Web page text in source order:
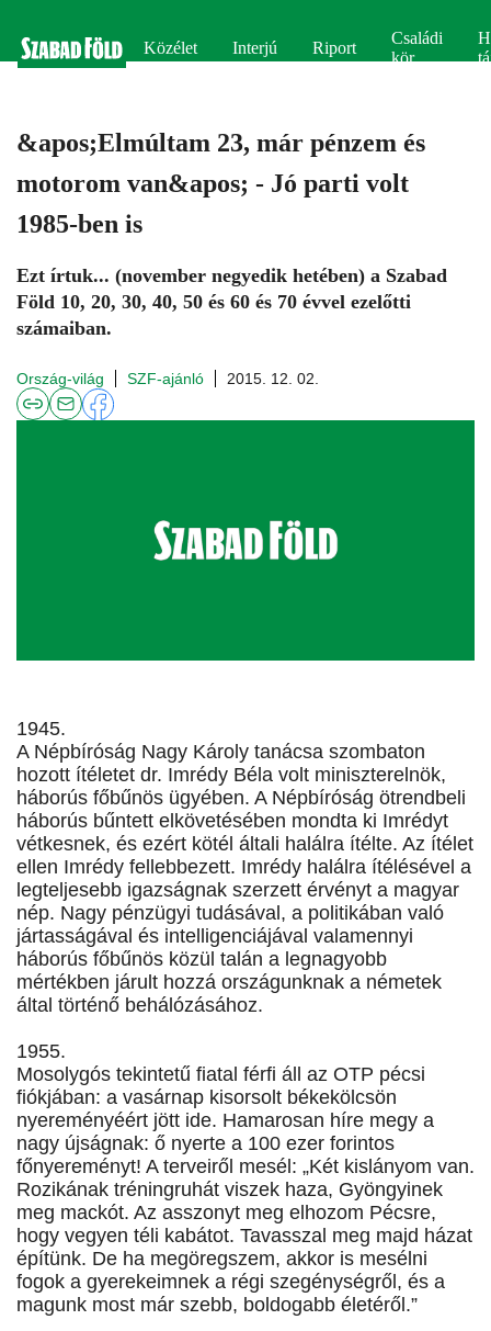
Közélet Interjú Riport
Családi
kör
&apos;Elmúltam 23, már pénzem és
motorom van&apos; - Jó parti volt
1985-ben is
Ezt írtuk... (november negyedik hetében) a Szabad
Föld 10, 20, 30, 40, 50 és 60 és 70 évvel ezelőtti
számaiban.
Ország-világ SZF-ajánló 2015. 12. 02.
1945.
A Népbíróság Nagy Károly tanácsa szombaton
hozott ítéletet dr. Imrédy Béla volt miniszterelnök,
háborús főbűnös ügyében. A Népbíróság ötrendbeli
háborús bűntett elkövetésében mondta ki Imrédyt
vétkesnek, és ezért kötél általi halálra ítélte. Az ítélet
ellen Imrédy fellebbezett. Imrédy halálra ítélésével a
legteljesebb igazságnak szerzett érvényt a magyar
nép. Nagy pénzügyi tudásával, a politikában való
jártasságával és intelligenciájával valamennyi
háborús főbűnös közül talán a legnagyobb
mértékben járult hozzá országunknak a németek
által történő behálózásához.
1955.
Mosolygós tekintetű fiatal férfi áll az OTP pécsi
fiókjában: a vasárnap kisorsolt békekölcsön
nyereményéért jött ide. Hamarosan híre megy a
nagy újságnak: ő nyerte a 100 ezer forintos
főnyereményt! A terveiről mesél: „Két kislányom van.
Rozikának tréningruhát viszek haza, Gyöngyinek
meg mackót. Az asszonyt meg elhozom Pécsre,
hogy vegyen téli kabátot. Tavasszal meg majd házat
építünk. De ha megöregszem, akkor is mesélni
fogok a gyerekeimnek a régi szegénységről, és a
magunk most már szebb, boldogabb életéről.”